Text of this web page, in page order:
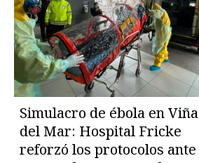
Simulacro de ébola en Viña
del Mar: Hospital Fricke
reforzó los protocolos ante